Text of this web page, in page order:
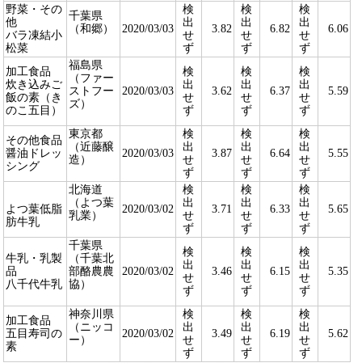
野菜・その
他
バラ凍結小
松菜
千葉県
（和郷）
2020/03/03
検
出
せ
ず
3.82
検
出
せ
ず
6.82
検
出
せ
ず
6.06
加工食品
炊き込みご
飯の素（き
のこ五目）
福島県
（ファー
ストフー
ズ）
2020/03/03
検
出
せ
ず
3.62
検
出
せ
ず
6.37
検
出
せ
ず
5.59
その他食品
醤油ドレッ
シング
東京都
（近藤醸
造）
2020/03/03
検
出
せ
ず
3.87
検
出
せ
ず
6.64
検
出
せ
ず
5.55
よつ葉低脂
肪牛乳
北海道
（よつ葉
乳業）
2020/03/02
検
出
せ
ず
3.71
検
出
せ
ず
6.33
検
出
せ
ず
5.65
牛乳・乳製
品
八千代牛乳
千葉県
（千葉北
部酪農農
協）
2020/03/02
検
出
せ
ず
3.46
検
出
せ
ず
6.15
検
出
せ
ず
5.35
加工食品
五目寿司の
素
神奈川県
（ニッコ
ー）
2020/03/02
検
出
せ
ず
3.49
検
出
せ
ず
6.19
検
出
せ
ず
5.62